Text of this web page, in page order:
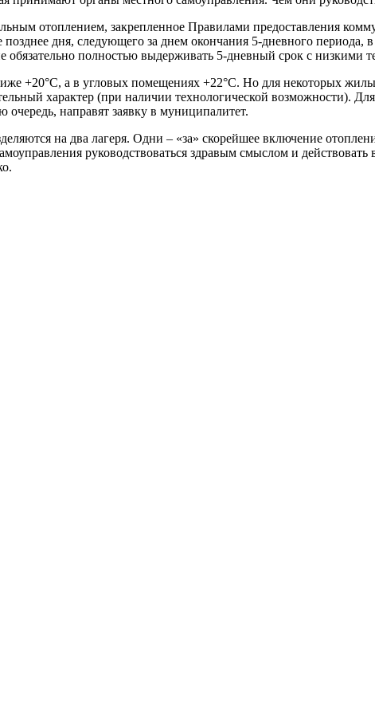
отоплением, закрепленное Правилами предоставления
дня, следующего за днем окончания 5-дневного периода,
полностью выдерживать 5-дневный срок с низкими
+20°С, а в угловых помещениях +22°С. Но для некоторых
характер (при наличии технологической возможности).
направят заявку в муниципалитет.
на два лагеря. Одни – «за» скорейшее включение
руководствоваться здравым смыслом и